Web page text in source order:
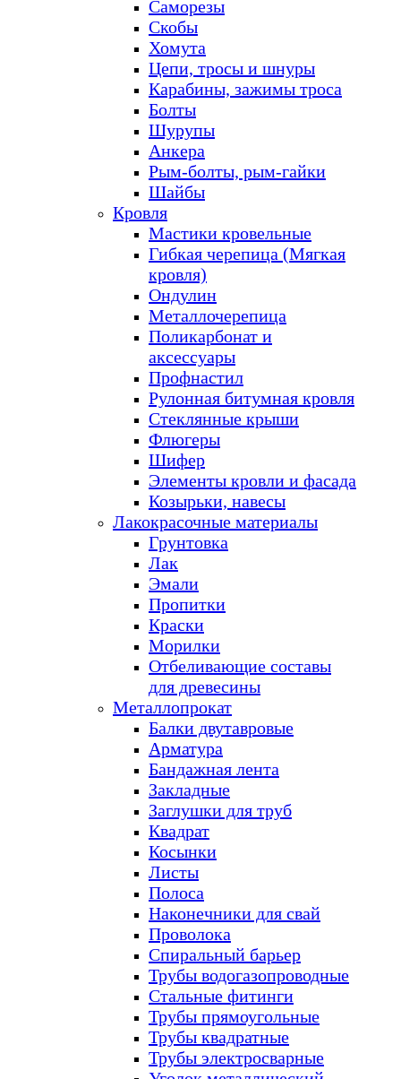
Саморезы
Скобы
Хомута
Цепи, тросы и шнуры
Карабины, зажимы троса
Болты
Шурупы
Анкера
Рым-болты, рым-гайки
Шайбы
Кровля
Мастики кровельные
Гибкая черепица (Мягкая
кровля)
Ондулин
Металлочерепица
Поликарбонат и
аксессуары
Профнастил
Рулонная битумная кровля
Стеклянные крыши
Флюгеры
Шифер
Элементы кровли и фасада
Козырьки, навесы
Лакокрасочные материалы
Грунтовка
Лак
Эмали
Пропитки
Краски
Морилки
Отбеливающие составы
для древесины
Металлопрокат
Балки двутавровые
Арматура
Бандажная лента
Закладные
Заглушки для труб
Квадрат
Косынки
Листы
Полоса
Наконечники для свай
Проволока
Спиральный барьер
Трубы водогазопроводные
Стальные фитинги
Трубы прямоугольные
Трубы квадратные
Трубы электросварные